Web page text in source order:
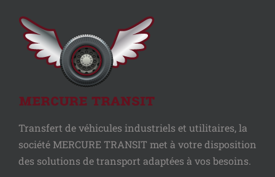
Transfert de véhicules industriels et utilitaires, la
société MERCURE TRANSIT met à votre disposition
des solutions de transport adaptées à vos besoins.